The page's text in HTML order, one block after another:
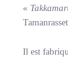
«
Il est